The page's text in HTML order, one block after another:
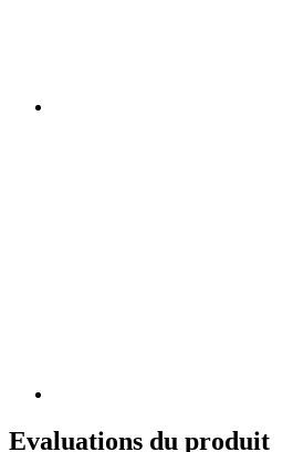
Evaluations du produit